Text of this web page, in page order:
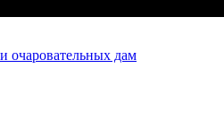
очаровательных дам